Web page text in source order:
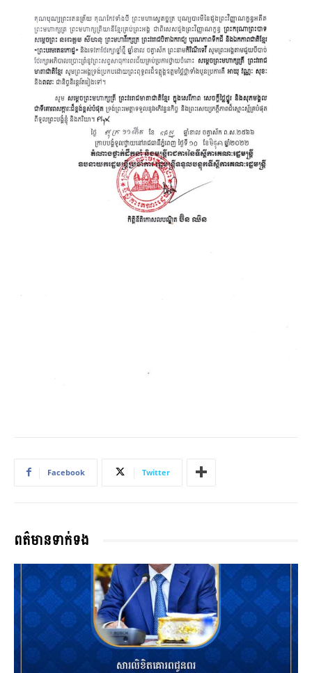
Facebook Twitter
ពត៌មានទាក់ទង